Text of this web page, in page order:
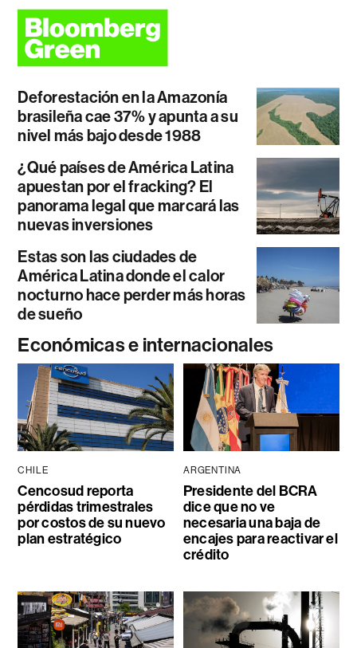
Deforestación en la Amazonía
brasileña cae 37% y apunta a su
nivel más bajo desde 1988
¿Qué países de América Latina
apuestan por el fracking? El
panorama legal que marcará las
nuevas inversiones
Estas son las ciudades de
América Latina donde el calor
nocturno hace perder más horas
de sueño
Económicas e internacionales
CHILE
Cencosud reporta
pérdidas trimestrales
por costos de su nuevo
plan estratégico
ARGENTINA
Presidente del BCRA
dice que no ve
necesaria una baja de
encajes para reactivar el
crédito